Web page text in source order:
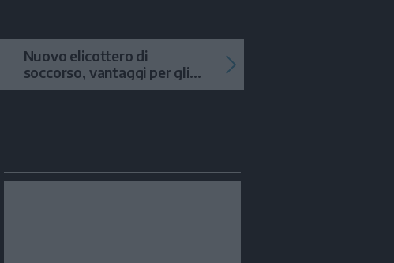
Nuovo elicottero di
soccorso, vantaggi per gli
interventi in alta quota